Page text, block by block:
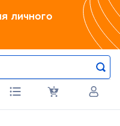
личного